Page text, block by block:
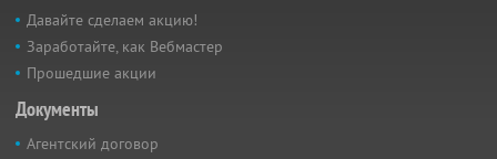
Давайте сделаем акцию!
Заработайте, как Вебмастер
Прошедшие акции
Документы
Агентский договор